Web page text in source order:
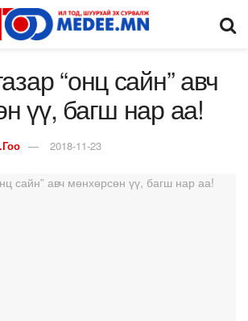
“онц сайн” авч
үү, багш нар аа!
2018-11-23